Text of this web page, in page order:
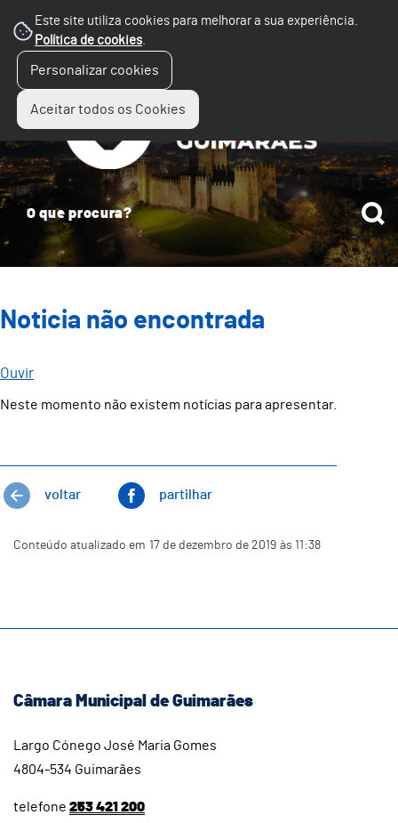
Este site utiliza cookies para melhorar a sua experiência.
Política de cookies.
Personalizar cookies
Aceitar todos os Cookies
Noticia não encontrada
Ouvir
Neste momento não existem notícias para apresentar.
voltar partilhar
Conteúdo atualizado em 17 de dezembro de 2019 às 11:38
Câmara Municipal de Guimarães
Largo Cónego José Maria Gomes
4804-534 Guimarães
telefone 253 421 200